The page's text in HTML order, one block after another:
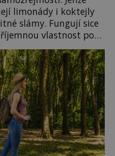
limonády i koktejly
slámy. Fungují sice
vlastnost po
dodávají travnatou
nepříjemnost přivede
náustků k
pití po celém […]